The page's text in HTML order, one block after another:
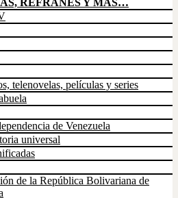
REFRANES Y MÁS…
telenovelas, películas y series
de Venezuela
universal
de la República Bolivariana de